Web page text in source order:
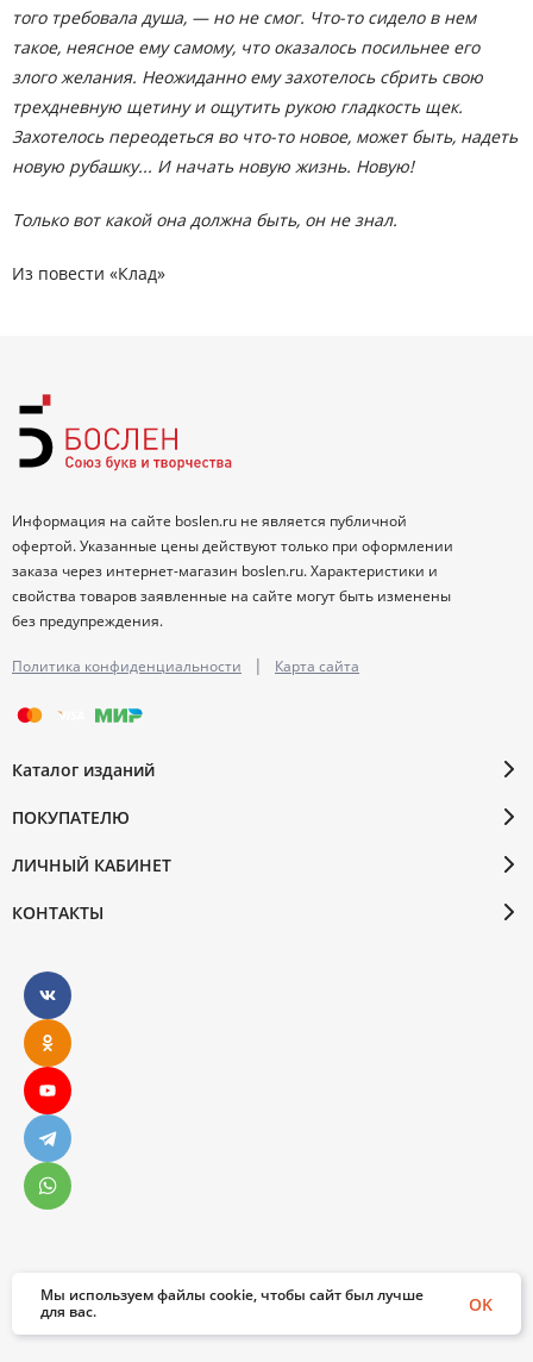
того требовала душа, — но не смог. Что-то сидело в нем
такое, неясное ему самому, что оказалось посильнее его
злого желания. Неожиданно ему захотелось сбрить свою
трехдневную щетину и ощутить рукою гладкость щек.
Захотелось переодеться во что-то новое, может быть, надеть
новую рубашку... И начать новую жизнь. Новую!
Только вот какой она должна быть, он не знал.
Из повести «Клад»
Информация на сайте boslen.ru не является публичной
офертой. Указанные цены действуют только при оформлении
заказа через интернет-магазин boslen.ru. Характеристики и
свойства товаров заявленные на сайте могут быть изменены
без предупреждения.
Политика конфиденциальности | Карта сайта
Каталог изданий
ПОКУПАТЕЛЮ
ЛИЧНЫЙ КАБИНЕТ
КОНТАКТЫ
© 2026 Бослен. Все права защищены
Мы используем файлы cookie, чтобы сайт был лучше
для вас.
OK